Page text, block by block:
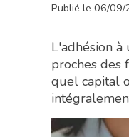
Publié le 06/
L'adhésion
proches des
quel capital